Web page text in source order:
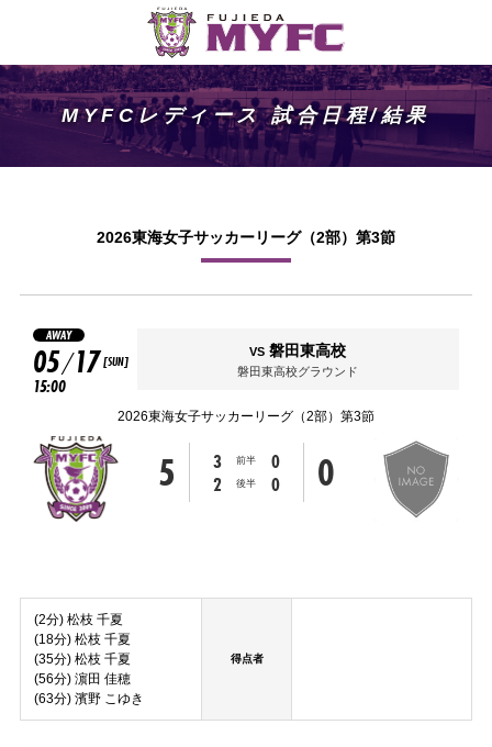
MYFCレディース 試合日程/結果
2026東海女子サッカーリーグ（2部）第3節
05/17 [SUN]
15:00
AWAY
VS 磐田東高校
磐田東高校グラウンド
2026東海女子サッカーリーグ（2部）第3節
5 3 前半
0
2
後半 0 0
(2分) 松枝 千夏
(18分) 松枝 千夏
(35分) 松枝 千夏
(56分) 濵田 佳穂
(63分) 濱野 こゆき
得点者